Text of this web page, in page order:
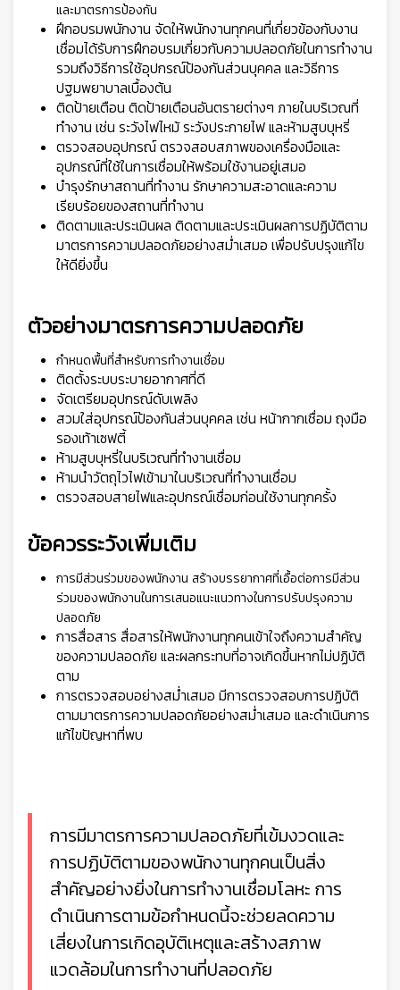
และมาตรการป้องกัน
ฝึกอบรมพนักงาน จัดให้พนักงานทุกคนที่เกี่ยวข้องกับงาน
เชื่อมได้รับการฝึกอบรมเกี่ยวกับความปลอดภัยในการทำงาน
รวมถึงวิธีการใช้อุปกรณ์ป้องกันส่วนบุคคล และวิธีการ
ปฐมพยาบาลเบื้องต้น
ติดป้ายเตือน ติดป้ายเตือนอันตรายต่างๆ ภายในบริเวณที่
ทำงาน เช่น ระวังไฟไหม้ ระวังประกายไฟ และห้ามสูบบุหรี่
ตรวจสอบอุปกรณ์ ตรวจสอบสภาพของเครื่องมือและ
อุปกรณ์ที่ใช้ในการเชื่อมให้พร้อมใช้งานอยู่เสมอ
บำรุงรักษาสถานที่ทำงาน รักษาความสะอาดและความ
เรียบร้อยของสถานที่ทำงาน
ติดตามและประเมินผล ติดตามและประเมินผลการปฏิบัติตาม
มาตรการความปลอดภัยอย่างสม่ำเสมอ เพื่อปรับปรุงแก้ไข
ให้ดียิ่งขึ้น
ตัวอย่างมาตรการความปลอดภัย
กำหนดพื้นที่สำหรับการทำงานเชื่อม
ติดตั้งระบบระบายอากาศที่ดี
จัดเตรียมอุปกรณ์ดับเพลิง
สวมใส่อุปกรณ์ป้องกันส่วนบุคคล เช่น หน้ากากเชื่อม ถุงมือ
รองเท้าเซฟตี้
ห้ามสูบบุหรี่ในบริเวณที่ทำงานเชื่อม
ห้ามนำวัตถุไวไฟเข้ามาในบริเวณที่ทำงานเชื่อม
ตรวจสอบสายไฟและอุปกรณ์เชื่อมก่อนใช้งานทุกครั้ง
ข้อควรระวังเพิ่มเติม
การมีส่วนร่วมของพนักงาน สร้างบรรยากาศที่เอื้อต่อการมีส่วน
ร่วมของพนักงานในการเสนอแนะแนวทางในการปรับปรุงความ
ปลอดภัย
การสื่อสาร สื่อสารให้พนักงานทุกคนเข้าใจถึงความสำคัญ
ของความปลอดภัย และผลกระทบที่อาจเกิดขึ้นหากไม่ปฏิบัติ
ตาม
การตรวจสอบอย่างสม่ำเสมอ มีการตรวจสอบการปฏิบัติ
ตามมาตรการความปลอดภัยอย่างสม่ำเสมอ และดำเนินการ
แก้ไขปัญหาที่พบ
การมีมาตรการความปลอดภัยที่เข้มงวดและ
การปฏิบัติตามของพนักงานทุกคนเป็นสิ่ง
สำคัญอย่างยิ่งในการทำงานเชื่อมโลหะ การ
ดำเนินการตามข้อกำหนดนี้จะช่วยลดความ
เสี่ยงในการเกิดอุบัติเหตุและสร้างสภาพ
แวดล้อมในการทำงานที่ปลอดภัย